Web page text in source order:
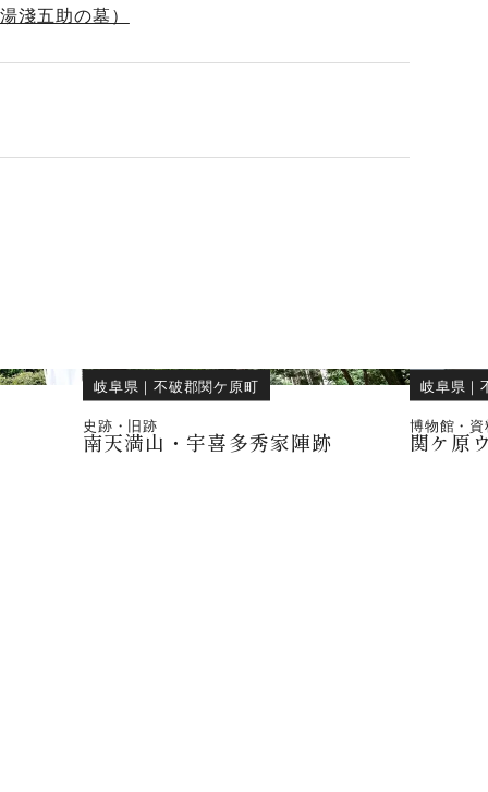
淺五助の墓）
岐阜県 ｜不破郡関ケ原町
史跡・旧跡
南天満山・宇喜多秀家陣跡
岐阜県 ｜
博物館・
関ケ原